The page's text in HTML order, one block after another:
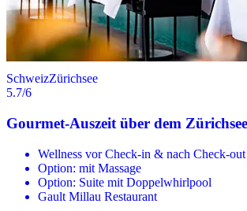
SchweizZürichsee
5.7/6
Gourmet-Auszeit über dem Zürichsee
Wellness vor Check-in & nach Check-
Option: mit Massage
Option: Suite mit Doppelwhirlpool
Gault Millau Restaurant